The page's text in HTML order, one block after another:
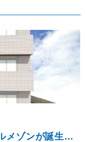
広島市南区翠町に新築ヘーベルメゾンが誕生します！